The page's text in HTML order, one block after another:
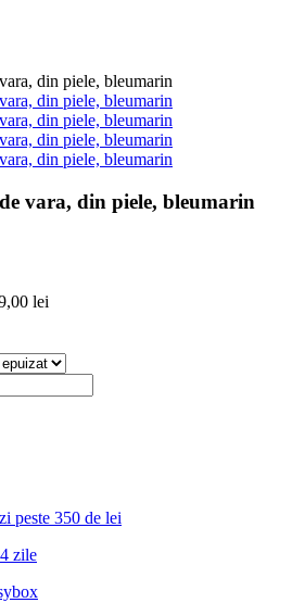
vara, din piele, bleumarin
lei
peste 350 de lei
zile